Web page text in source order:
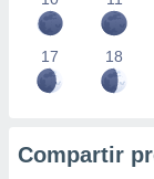
17 18
Compartir